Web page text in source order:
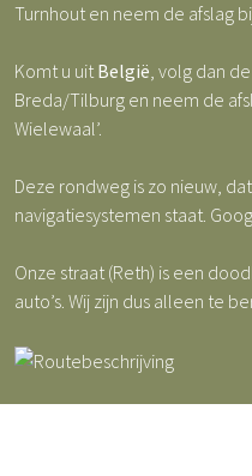
Turnhout en neem de afslag
Komt u uitBelgië, volg dan
Breda/Tilburg en neem de
Wielewaal’.
Deze rondweg is zo nieuw,
navigatiesystemen staat.
Onze straat (Reth) is een
auto’s. Wij zijn dus alleen te